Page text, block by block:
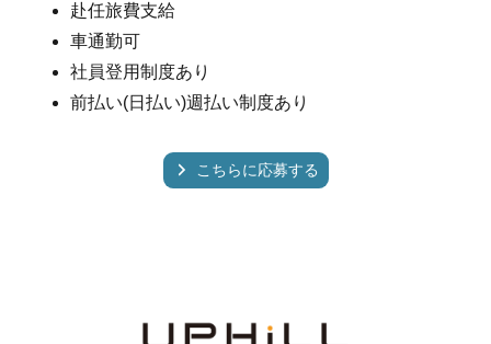
赴任旅費支給
車通勤可
社員登用制度あり
前払い(日払い)週払い制度あり
こちらに応募する